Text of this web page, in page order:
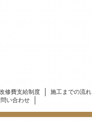
修費支給制度 施工までの流れ
い合わせ